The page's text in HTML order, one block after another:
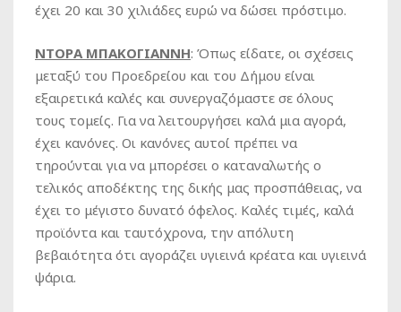
έχει 20 και 30 χιλιάδες ευρώ να δώσει πρόστιμο.
ΝΤΟΡΑ ΜΠΑΚΟΓΙΑΝΝΗ: Όπως είδατε, οι σχέσεις
μεταξύ του Προεδρείου και του Δήμου είναι
εξαιρετικά καλές και συνεργαζόμαστε σε όλους
τους τομείς. Για να λειτουργήσει καλά μια αγορά,
έχει κανόνες. Οι κανόνες αυτοί πρέπει να
τηρούνται για να μπορέσει ο καταναλωτής ο
τελικός αποδέκτης της δικής μας προσπάθειας, να
έχει το μέγιστο δυνατό όφελος. Καλές τιμές, καλά
προϊόντα και ταυτόχρονα, την απόλυτη
βεβαιότητα ότι αγοράζει υγιεινά κρέατα και υγιεινά
ψάρια.